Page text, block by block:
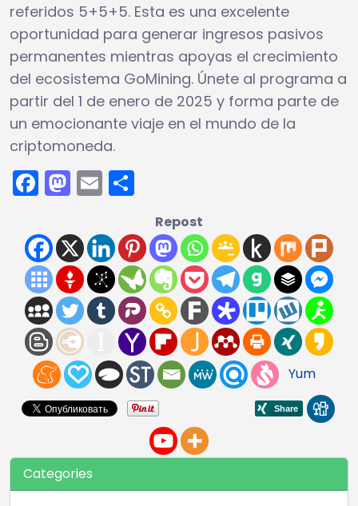
referidos 5+5+5. Esta es una excelente
oportunidad para generar ingresos pasivos
permanentes mientras apoyas el crecimiento
del ecosistema GoMining. Únete al programa a
partir del 1 de enero de 2025 y forma parte de
un emocionante viaje en el mundo de la
criptomoneda.
Facebook
Mastodon
Email
Repost
Yum
Categories